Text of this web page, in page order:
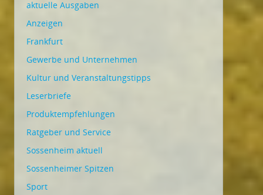
aktuelle Ausgaben
Anzeigen
Frankfurt
Gewerbe und Unternehmen
Kultur und Veranstaltungstipps
Leserbriefe
Produktempfehlungen
Ratgeber und Service
Sossenheim aktuell
Sossenheimer Spitzen
Sport